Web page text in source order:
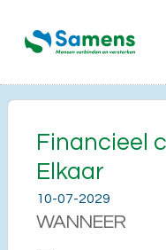
Financieel
Elkaar
10-07-2029
WANNEER